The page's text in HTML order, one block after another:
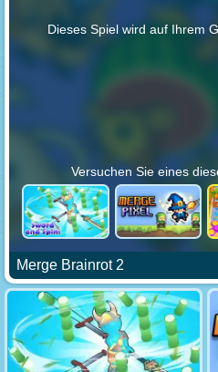
Dieses Spiel wird auf Ihrem
Versuchen Sie eines
Merge Brainrot 2